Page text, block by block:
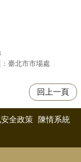
臺北市市場處
回上一頁
全政策
陳情系統